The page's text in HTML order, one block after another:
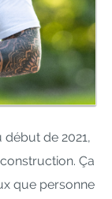
de 2021,
Ça
que personne